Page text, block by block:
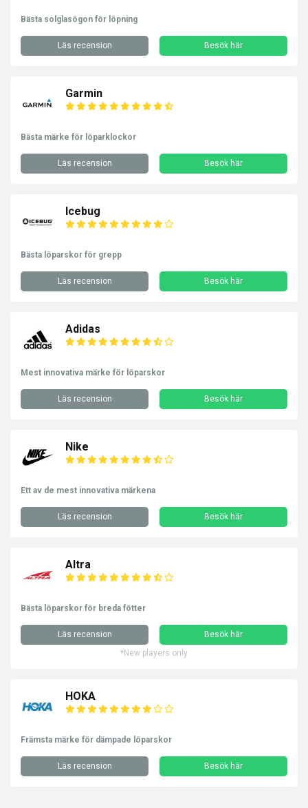
Bästa solglasögon för löpning
Läs recension Besök här
Garmin
Bästa märke för löparklockor
Läs recension Besök här
Icebug
Bästa löparskor för grepp
Läs recension Besök här
Adidas
Mest innovativa märke för löparskor
Läs recension Besök här
Nike
Ett av de mest innovativa märkena
Läs recension Besök här
Altra
Bästa löparskor för breda fötter
Läs recension
Besök här
*New players only
HOKA
Främsta märke för dämpade löparskor
Läs recension Besök här